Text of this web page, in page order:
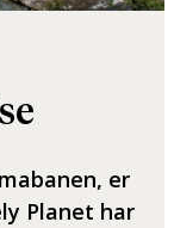
er
Planet har